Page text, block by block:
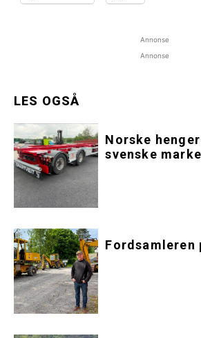
Annonse
Annonse
LES OGSÅ
Norske
svenske
Fordsamleren